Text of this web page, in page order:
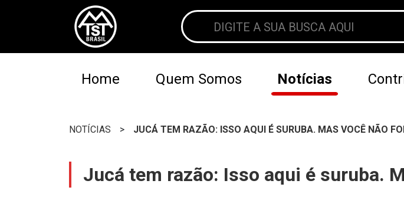
Home Quem Somos Notícias
NOTÍCIAS > JUCÁ TEM RAZÃO: ISSO AQUI É SURUBA. MAS VOCÊ NÃO
Jucá tem razão: Isso aqui é suruba.